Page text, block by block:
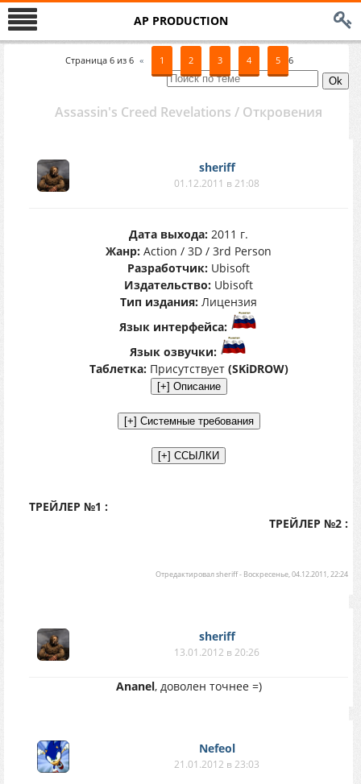
AP PRODUCTION
Страница 6 из 6 « 1 2 3 4 5 6
Assassin's Creed Revelations / Откровения
sheriff
01.12.2011 в 21:08
Дата выхода: 2011 г.
Жанр: Action / 3D / 3rd Person
Разработчик: Ubisoft
Издательство: Ubisoft
Тип издания: Лицензия
Язык интерфейса:
Язык озвучки:
Таблетка:Присутствует (SKiDROW)
ТРЕЙЛЕР №1 :
ТРЕЙЛЕР №2 :
Отредактировалsheriff- Воскресенье, 04.12.2011, 22:24
sheriff
13.01.2012 в 20:26
Ananel, доволен точнее =)
Nefeol
21.01.2012 в 23:03